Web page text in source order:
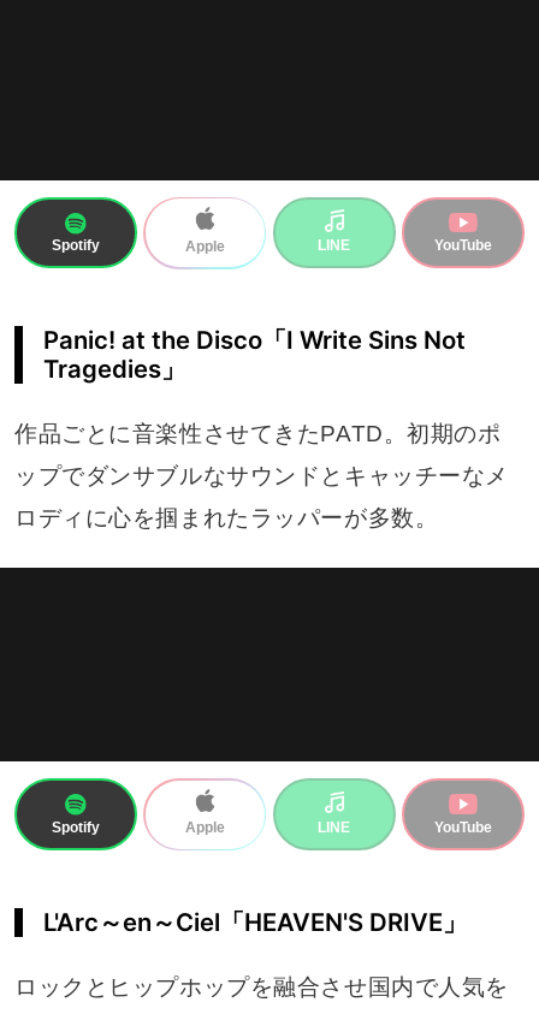
Spotify Apple LINE YouTube
Panic! at the Disco「I Write Sins Not
Tragedies」
作品ごとに音楽性させてきたPATD。初期のポ
ップでダンサブルなサウンドとキャッチーなメ
ロディに心を掴まれたラッパーが多数。
Spotify Apple LINE YouTube
L'Arc～en～Ciel「HEAVEN'S DRIVE」
ロックとヒップホップを融合させ国内で人気を